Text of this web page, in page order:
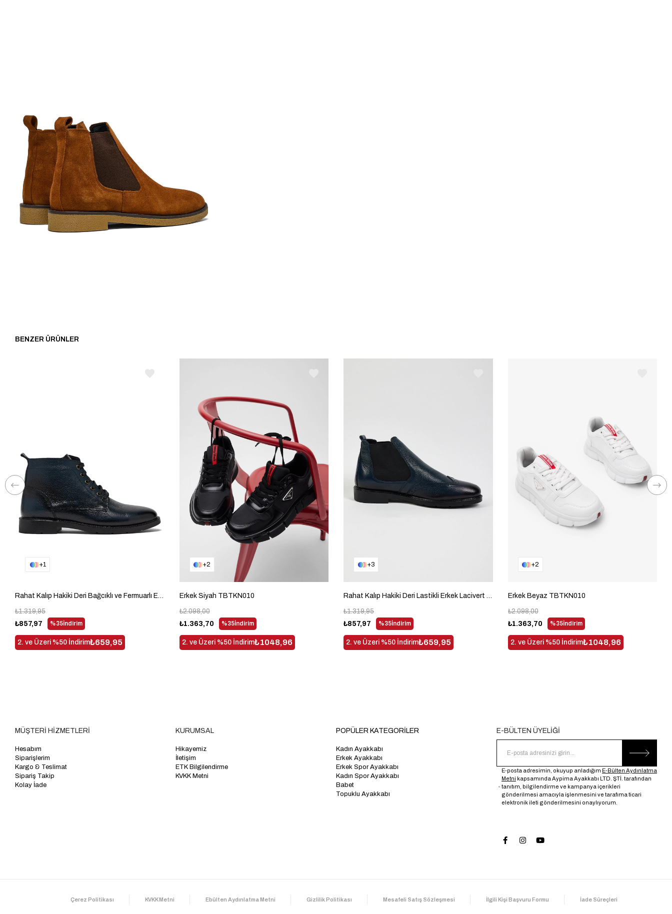
BENZER ÜRÜNLER
1
Rahat Kalıp Hakiki Deri Bağcıklı ve Fermuarlı Erkek Lacivert Bot TBDRH04
%35İndirim
₺857,97
₺1.319,95
2. ve Üzeri %50 İndirim₺659,95
2
Erkek Siyah TBTKN010
%35İndirim
₺1.363,70
₺2.098,00
2. ve Üzeri %50 İndirim₺1048,96
3
Rahat Kalıp Hakiki Deri Lastikli Erkek Lacivert Bot TBDRH09
%35İndirim
₺857,97
₺1.319,95
2. ve Üzeri %50 İndirim₺659,95
2
Erkek Beyaz TBTKN010
%35İndirim
₺1.363,70
₺2.098,00
2. ve Üzeri %50 İndirim₺1048,96
MÜŞTERİ HİZMETLERİ
Hesabım
Siparişlerim
Kargo & Teslimat
Sipariş Takip
Kolay İade
KURUMSAL
Hikayemiz
İletişim
ETK Bilgilendirme
KVKK Metni
POPÜLER KATEGORİLER
Kadın Ayakkabı
Erkek Ayakkabı
Erkek Spor Ayakkabı
Kadın Spor Ayakkabı
Babet
Topuklu Ayakkabı
E-BÜLTEN ÜYELİĞİ
E-posta adresimin, okuyup anladığım E-Bülten Aydınlatma
Metni kapsamında Aypima Ayakkabı LTD. ŞTİ. tarafından
tanıtım, bilgilendirme ve kampanya içerikleri
gönderilmesi amacıyla işlenmesini ve tarafıma ticari
elektronik ileti gönderilmesini onaylıyorum.
Çerez Politikası KVKK Metni Ebülten Aydınlatma Metni Gizlilik Politikası Mesafeli Satış Sözleşmesi İlgili Kişi Başvuru Formu İade Süreçleri